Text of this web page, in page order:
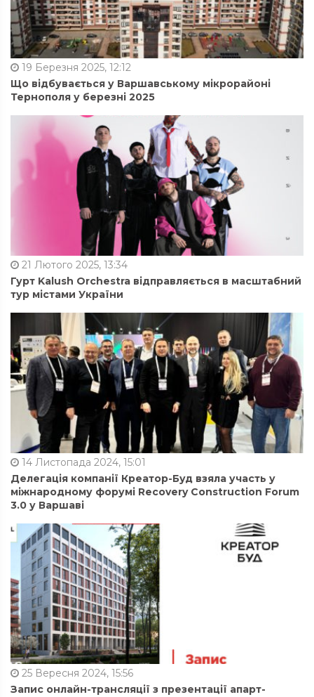
19 Березня 2025, 12:12
Що відбувається у Варшавському мікрорайоні
Тернополя у березні 2025
21 Лютого 2025, 13:34
Гурт Kalush Orchestra відправляється в масштабний
тур містами України
14 Листопада 2024, 15:01
Делегація компанії Креатор-Буд взяла участь у
міжнародному форумі Recovery Construction Forum
3.0 у Варшаві
25 Вересня 2024, 15:56
Запис онлайн-трансляції з презентації апарт-